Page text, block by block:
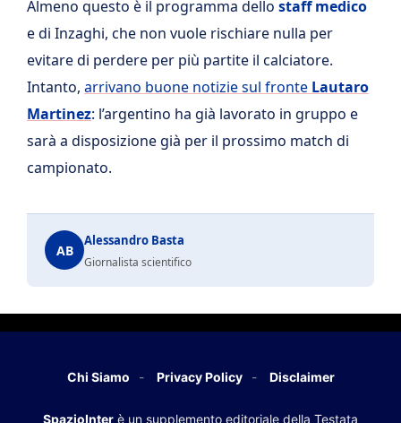
Almeno questo è il programma dello staff medico
e di Inzaghi, che non vuole rischiare nulla per
evitare di perdere per più partite il calciatore.
Intanto, arrivano buone notizie sul fronte Lautaro
Martinez: l’argentino ha già lavorato in gruppo e
sarà a disposizione già per il prossimo match di
campionato.
AB
Alessandro Basta
Giornalista scientifico
Chi Siamo Privacy Policy Disclaimer
SpazioInter è un supplemento editoriale della Testata